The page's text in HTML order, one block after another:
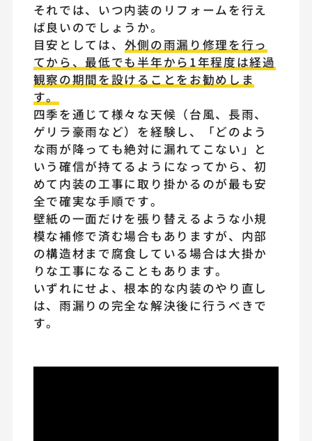
それでは、いつ内装のリフォームを行え
ば良いのでしょうか。
目安としては、 外側の雨漏り修理を行っ
てから、最低でも半年から1年程度は経過
観察の期間を設けることをお勧めしま
す。
四季を通じて様々な天候（台風、長雨、
ゲリラ豪雨など）を経験し、「どのよう
な雨が降っても絶対に漏れてこない」と
いう確信が持てるようになってから、初
めて内装の工事に取り掛かるのが最も安
全で確実な手順です。
壁紙の一面だけを張り替えるような小規
模な補修で済む場合もありますが、内部
の構造材まで腐食している場合は大掛か
りな工事になることもあります。
いずれにせよ、根本的な内装のやり直し
は、雨漏りの完全な解決後に行うべきで
す。